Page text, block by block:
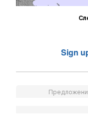
Sign